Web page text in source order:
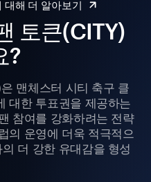
토큰(CITY)
?
맨체스터 시티 축구 클
대한 투표권을 제공하는
참여를 강화하려는 전략
의 운영에 더욱 적극적으
더 강한 유대감을 형성
해 더 알아보기